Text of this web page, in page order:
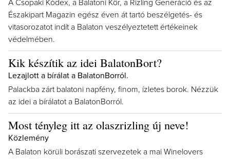
A Csopaki Kódex, a Balatoni Kör, a Rizling Generáció és az
Északipart Magazin egész éven át tartó beszélgetés- és
vitasorozatot indít a Balaton veszélyeztetett értékeinek
védelmében.
Kik készítik az idei BalatonBort?
Lezajlott a bírálat a BalatonBorról.
Palackba zárt balatoni napfény, finom, ízletes borok. Nézzük
az idei a bírálatot a BalatonBorról.
Most tényleg itt az olaszrizling új neve!
Közlemény
A Balaton körüli borászati szervezetek a mai Winelovers